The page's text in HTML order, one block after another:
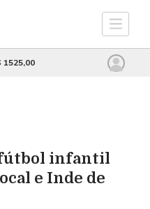
1525,00
infantil
e Inde de